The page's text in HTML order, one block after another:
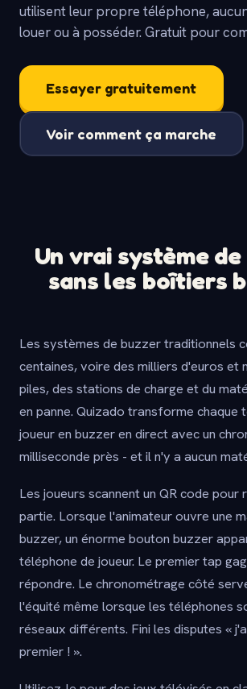
utilisent leur propre téléphone,
louer ou à posséder. Gratuit pour
Essayer gratuitement
Voir comment ça marche
Un vrai système
sans les boîtiers
Les systèmes de buzzer traditionnels
centaines, voire des milliers d'euros et
piles, des stations de charge et du
en panne. Quizado transforme chaque
joueur en buzzer en direct avec un
milliseconde près - et il n'y a aucun
Les joueurs scannent un QR code pour
partie. Lorsque l'animateur ouvre une
buzzer, un énorme bouton buzzer
téléphone de joueur. Le premier tap
répondre. Le chronométrage côté
l'équité même lorsque les téléphones
réseaux différents. Fini les disputes «
premier ! ».